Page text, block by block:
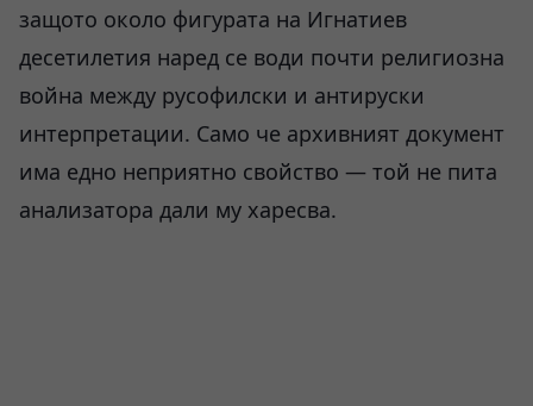
защото около фигурата на Игнатиев
десетилетия наред се води почти религиозна
война между русофилски и антируски
интерпретации. Само че архивният документ
има едно неприятно свойство — той не пита
анализатора дали му харесва.